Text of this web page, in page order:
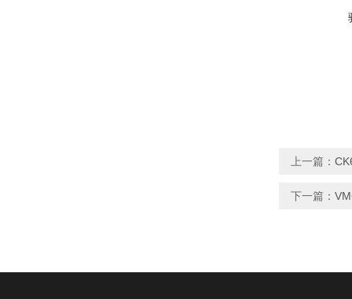
上一篇：
下一篇：